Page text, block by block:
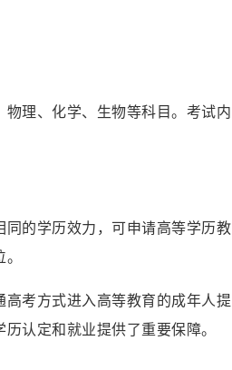
理、化学、生物等科目。考试内
的学历效力，可申请高等学历教
考方式进入高等教育的成年人提
认定和就业提供了重要保障。